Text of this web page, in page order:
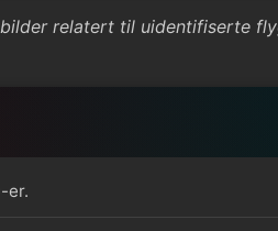
relatert til uidentifiserte
er.